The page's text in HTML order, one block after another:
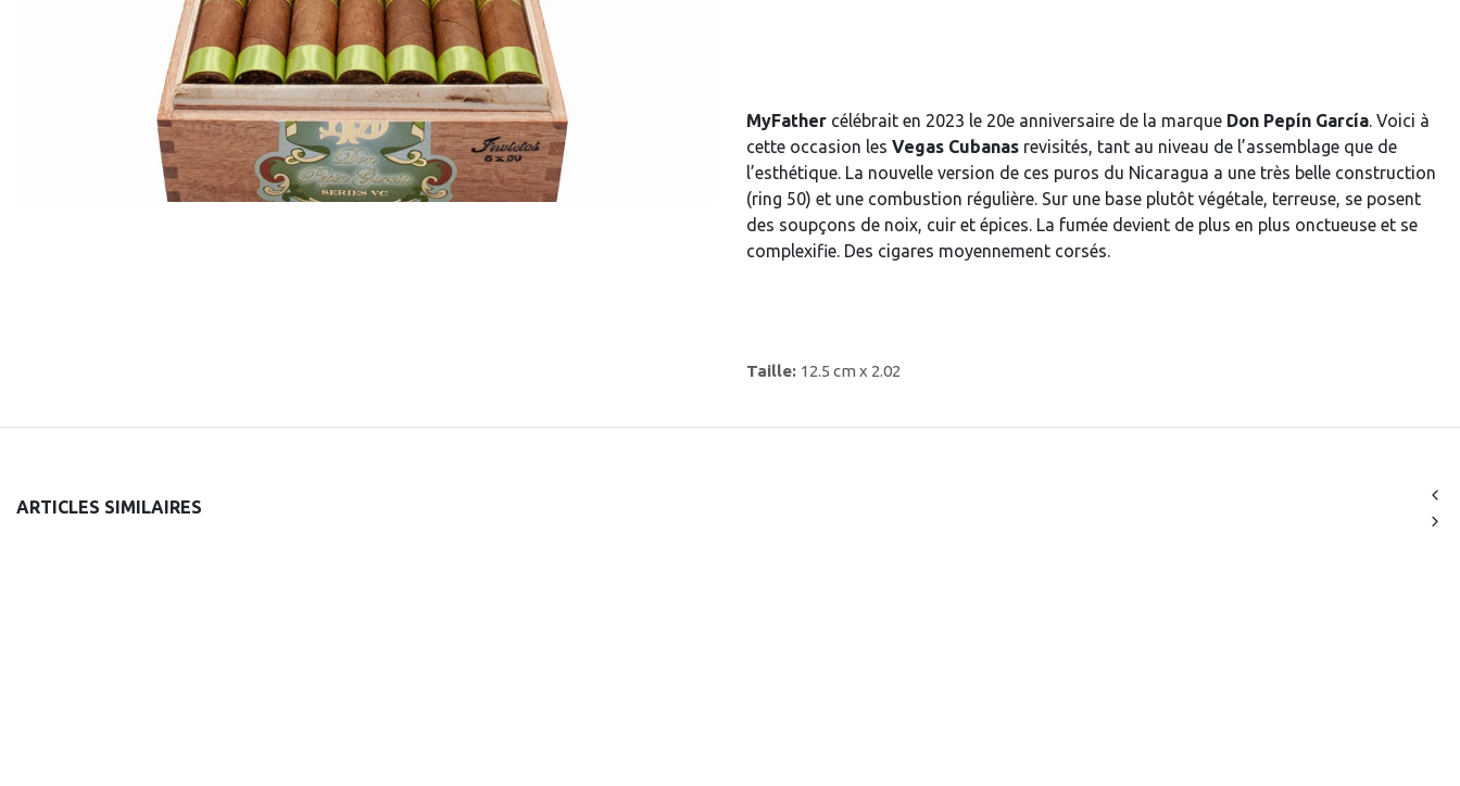
MyFather célébrait en 2023 le 20e anniversaire de la marque Don Pepín García. Voici à
cette occasion les Vegas Cubanas revisités, tant au niveau de l’assemblage que de
l’esthétique. La nouvelle version de ces puros du Nicaragua a une très belle construction
(ring 50) et une combustion régulière. Sur une base plutôt végétale, terreuse, se posent
des soupçons de noix, cuir et épices. La fumée devient de plus en plus onctueuse et se
complexifie. Des cigares moyennement corsés.
Taille: 12.5 cm x 2.02
ARTICLES SIMILAIRES